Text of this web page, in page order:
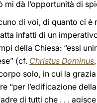
dà l’opportunità di
di voi, di quanto ci
infatti di un
della Chiesa: “essi
(cf. Christus Dominus
solo, in cui la
“per l’edificazione
di tutti che . . .